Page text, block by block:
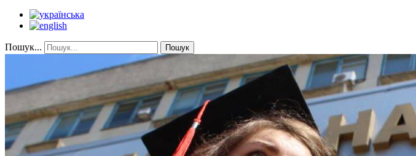
Пошук... Пошук